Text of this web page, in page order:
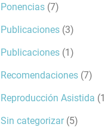
Ponencias (7)
Publicaciones (3)
Publicaciones (1)
Recomendaciones (7)
Reproducción Asistida
Sin categorizar(5)